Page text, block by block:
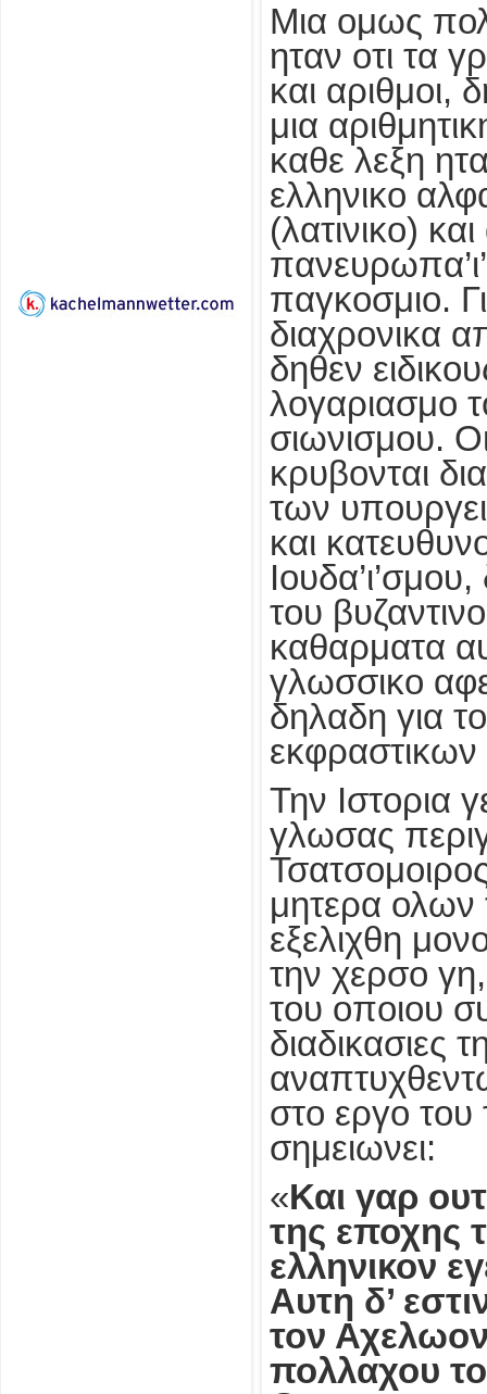
Μια ομως
ηταν οτι τα
και αριθμοι,
μια
καθε λεξη
ελληνικο
(λατινικο)
παγκοσμιο.
διαχρονικα
δηθεν
λογαριασμο
σιωνισμου.
κρυβονται
των
και
του
καθαρματα
γλωσσικο
δηλαδη για
εκφραστικων
Την Ιστορια
γλωσας
μητερα
εξελιχθη
την χερσο
του οποιου
διαδικασιες
στο εργο
σημειωνει:
«Και γαρ
της εποχης
ελληνικον
Αυτη δ’
τον
πολλαχου